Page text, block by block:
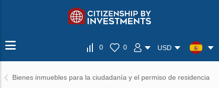
0 0 USD
Bienes inmuebles para la ciudadanía y el permiso de residencia